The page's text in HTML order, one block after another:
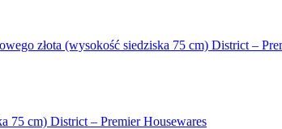
złota (wysokość siedziska 75 cm) District –
75 cm) District – Premier Housewares